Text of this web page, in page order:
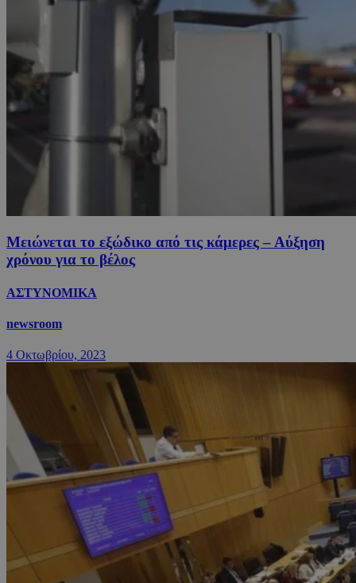
Μειώνεται το εξώδικο από τις κάμερες – Αύξηση
χρόνου για το βέλος
ΑΣΤΥΝΟΜΙΚΑ
newsroom
4 Οκτωβρίου, 2023